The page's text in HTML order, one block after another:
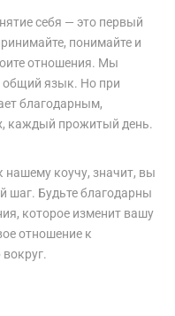
себя — это первый
понимайте и
отношения. Мы
общий язык. Но при
благодарным,
каждый прожитый день.
нашему коучу, значит, вы
шаг. Будьте благодарны
которое изменит вашу
отношение к